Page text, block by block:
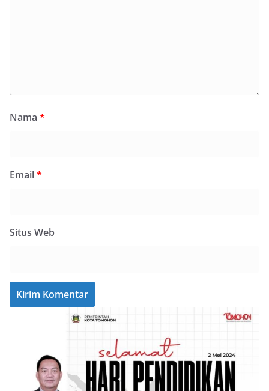
Nama *
Email*
Situs Web